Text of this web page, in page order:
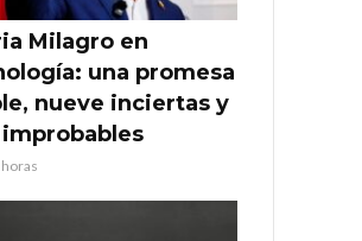
Milagro en
una promesa
nueve inciertas y